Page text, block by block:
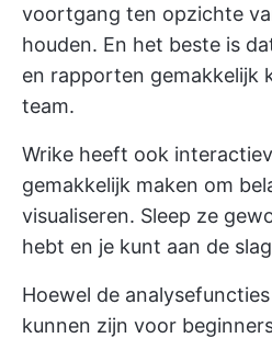
voortgang ten opzichte
houden. En het beste is
en rapporten gemakkelijk
team.
Wrike heeft ook
gemakkelijk maken om
visualiseren. Sleep ze
hebt en je kunt aan de
Hoewel de
kunnen zijn voor